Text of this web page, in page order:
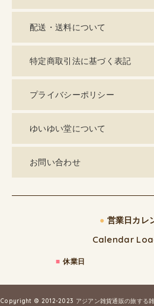
配送・送料について
特定商取引法に基づく表記
プライバシーポリシー
ゆいゆい堂について
お問い合わせ
● 営業日カレ
Calendar
■ 休業日
Copyright © 2012-2023 アジアン雑貨通販の旅する